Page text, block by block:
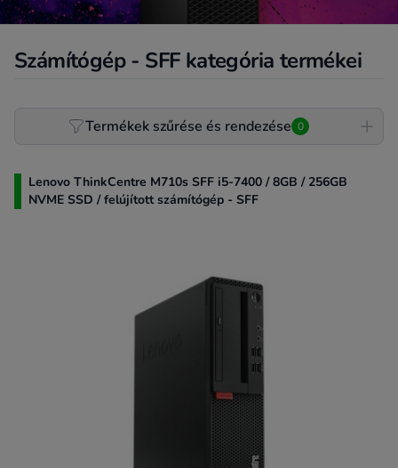
Számítógép - SFF kategória termékei
Product filterTermékek szűrése és rendezése 0
Lenovo ThinkCentre M710s SFF i5-7400 / 8GB / 256GB
NVME SSD / felújított számítógép - SFF